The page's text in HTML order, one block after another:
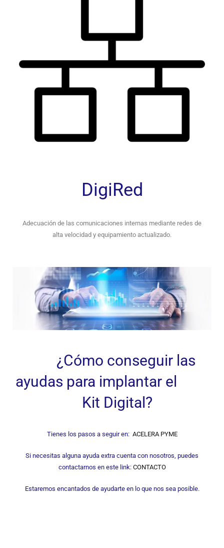
DigiRed
Adecuación de las comunicaciones internas mediante redes de
alta velocidad y equipamiento actualizado.
¿Cómo conseguir las
ayudas para implantar el
Kit Digital?
Tienes los pasos a seguir en: ACELERA PYME
Si necesitas alguna ayuda extra cuenta con nosotros, puedes
contactarnos en este link: CONTACTO
Estaremos encantados de ayudarte en lo que nos sea posible.